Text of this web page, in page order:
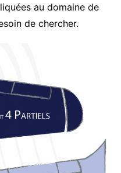
au domaine de
de chercher.